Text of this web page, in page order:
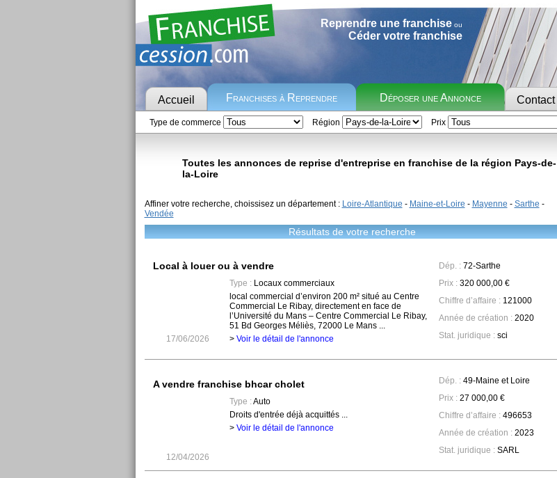
Reprendre une franchiseou
Céder votre franchise
Accueil Franchises à Reprendre Déposer une Annonce Contact
Type de commerce Région Prix
Toutes les annonces de reprise d'entreprise en franchise de la région Pays-de-
la-Loire
Affiner votre recherche, choissisez un département : Loire-Atlantique - Maine-et-Loire - Mayenne - Sarthe -
Vendée
Résultats de votre recherche
Local à louer ou à vendre Dép. :72-Sarthe
Prix :320 000,00 €
Chiffre d’affaire :121000
Année de création :2020
Stat. juridique :sci
17/06/2026
Type :Locaux commerciaux
local commercial d’environ 200 m² situé au Centre
Commercial Le Ribay, directement en face de
l’Université du Mans – Centre Commercial Le Ribay,
51 Bd Georges Méliès, 72000 Le Mans ...
> Voir le détail de l'annonce
A vendre franchise bhcar cholet Dép. :49-Maine et Loire
Prix :27 000,00 €
Chiffre d’affaire :496653
Année de création :2023
Stat. juridique :SARL
12/04/2026
Type :Auto
Droits d'entrée déjà acquittés ...
> Voir le détail de l'annonce